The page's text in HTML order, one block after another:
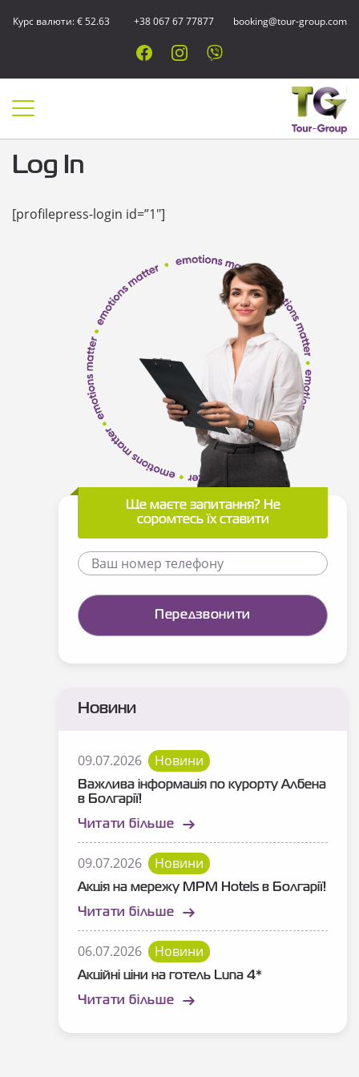
Курс валюти: € 52.63 +38 067 67 77877 booking@tour-group.com
Log In
[profilepress-login id=”1″]
Ще маєте запитання? Не
соромтесь їх ставити
Новини
09.07.2026 Новини
Важлива інформація по курорту Албена
в Болгарії!
Читати більше
09.07.2026 Новини
Акція на мережу MPM Hotels в Болгарії!
Читати більше
06.07.2026 Новини
Акційні ціни на готель Luna 4*
Читати більше